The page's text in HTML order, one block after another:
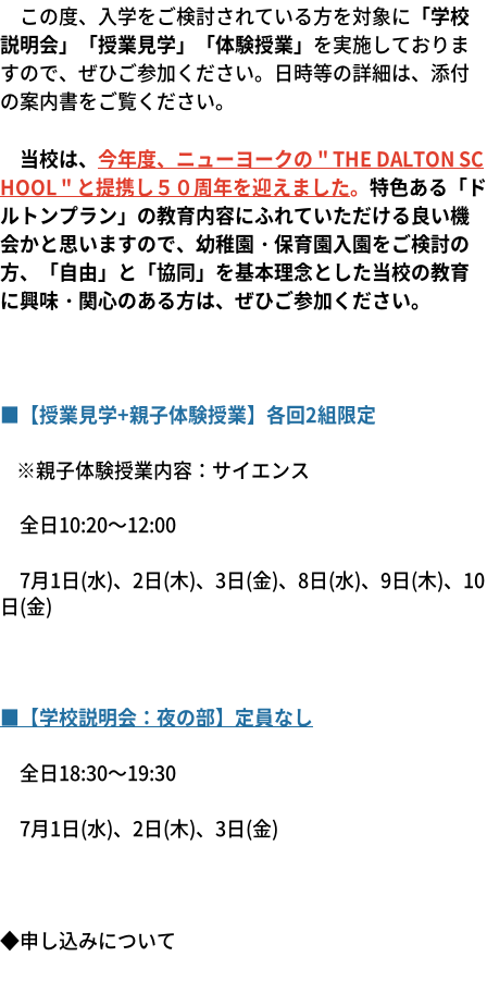
この度、入学をご検討されている方を対象に 「学校
説明会」「授業見学」「体験授業」 を実施しておりま
すので、ぜひご参加ください。日時等の詳細は、添付
の案内書をご覧ください。
当校は、 今年度、ニューヨークの " THE DALTON SC
HOOL " と提携し５０周年を迎えました。 特色ある「ド
ルトンプラン」の教育内容にふれていただける良い機
会かと思いますので、幼稚園・保育園入園をご検討の
方、「自由」と「協同」を基本理念とした当校の教育
に興味・関心のある方は、ぜひご参加ください。
■【授業見学+親子体験授業】各回2組限定
※親子体験授業内容：サイエンス
全日10:20～12:00
7月1日(水)、 2日(木)、 3日(金)、 8日(水)、 9日(木)、 10
日(金)
■【学校説明会：夜の部】定員なし
全日18:30～19:30
7月1日(水)、 2日(木)、 3日(金)
◆申し込みについて